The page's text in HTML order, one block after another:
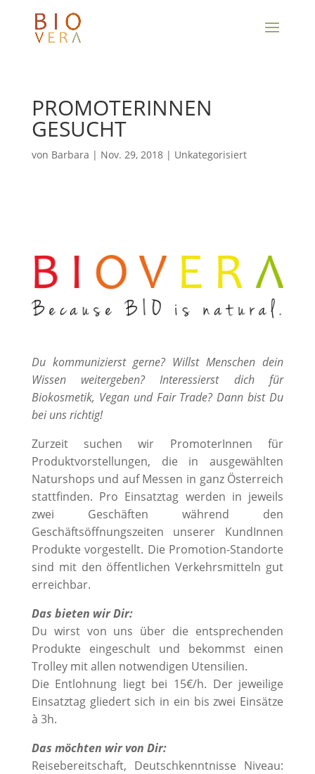
PROMOTERINNEN
GESUCHT
von Barbara | Nov. 29, 2018| Unkategorisiert
Du kommunizierst gerne? Willst Menschen dein
Wissen weitergeben? Interessierst dich für
Biokosmetik, Vegan und Fair Trade? Dann bist Du
bei uns richtig!
Zurzeit suchen wir PromoterInnen für
Produktvorstellungen, die in ausgewählten
Naturshops und auf Messen in ganz Österreich
stattfinden. Pro Einsatztag werden in jeweils
zwei Geschäften während den
Geschäftsöffnungszeiten unserer KundInnen
Produkte vorgestellt. Die Promotion-Standorte
sind mit den öffentlichen Verkehrsmitteln gut
erreichbar.
Das bieten wir Dir:
Du wirst von uns über die entsprechenden
Produkte eingeschult und bekommst einen
Trolley mit allen notwendigen Utensilien.
Die Entlohnung liegt bei 15€/h. Der jeweilige
Einsatztag gliedert sich in ein bis zwei Einsätze
à 3h.
Das möchten wir von Dir:
Reisebereitschaft, Deutschkenntnisse Niveau: